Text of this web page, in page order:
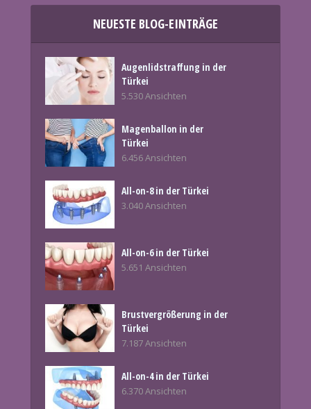
NEUESTE BLOG-EINTRÄGE
Augenlidstraffung in der
Türkei
5.530 Ansichten
Magenballon in der
Türkei
6.456 Ansichten
All-on-8 in der Türkei
3.040 Ansichten
All-on-6 in der Türkei
5.651 Ansichten
Brustvergrößerung in der
Türkei
7.187 Ansichten
All-on-4 in der Türkei
6.370 Ansichten